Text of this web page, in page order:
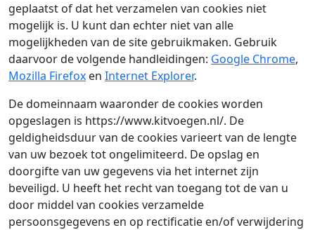
geplaatst of dat het verzamelen van cookies niet
mogelijk is. U kunt dan echter niet van alle
mogelijkheden van de site gebruikmaken. Gebruik
daarvoor de volgende handleidingen: Google Chrome,
Mozilla Firefox en Internet Explorer.
De domeinnaam waaronder de cookies worden
opgeslagen is https://www.kitvoegen.nl/. De
geldigheidsduur van de cookies varieert van de lengte
van uw bezoek tot ongelimiteerd. De opslag en
doorgifte van uw gegevens via het internet zijn
beveiligd. U heeft het recht van toegang tot de van u
door middel van cookies verzamelde
persoonsgegevens en op rectificatie en/of verwijdering